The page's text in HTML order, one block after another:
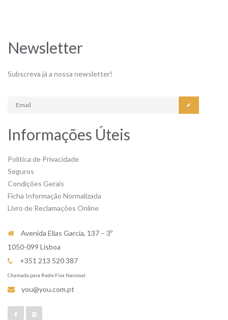
Newsletter
Subscreva já a nossa newsletter!
✔
Informações Úteis
Política de Privacidade
Seguros
Condições Gerais
Ficha Informação Normalizada
Livro de Reclamações Online
Avenida Elias Garcia, 137 – 3º
1050-099 Lisboa
+351 213 520 387
Chamada para Rede Fixa Nacional
you@you.com.pt